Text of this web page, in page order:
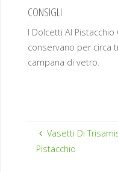
CONSIGLI
I Dolcetti Al
conservano per circa
campana di vetro.
Vasetti Di
Pistacchio